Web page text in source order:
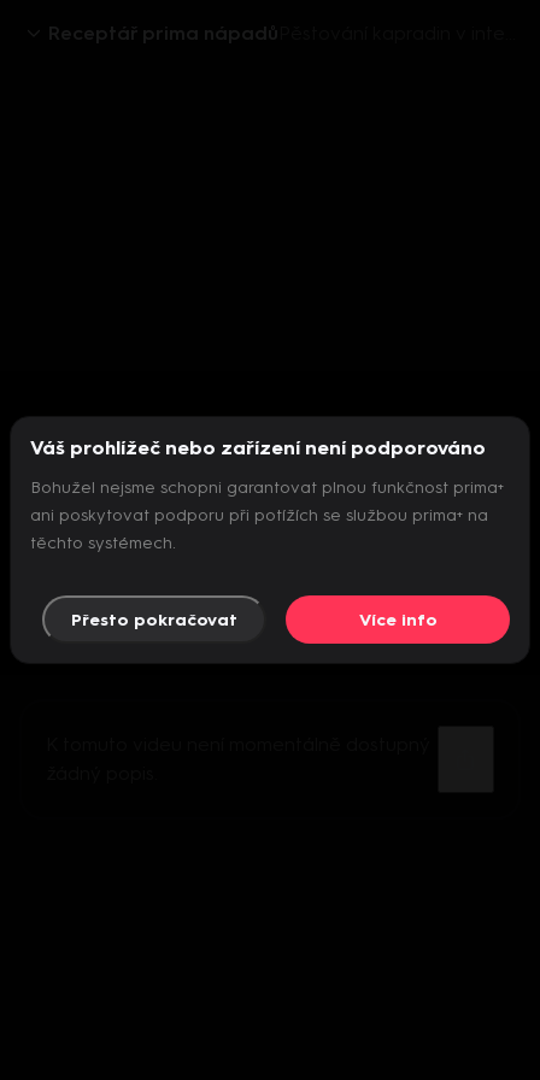
Receptář prima nápadů
Nepodařilo se inicializovat přehrávač
Váš prohlížeč nebo zařízení není podporováno
Bohužel nejsme schopni garantovat plnou funkčnost prima+
ani poskytovat podporu při potížích se službou prima+ na
těchto systémech.
Přesto pokračovat Více info